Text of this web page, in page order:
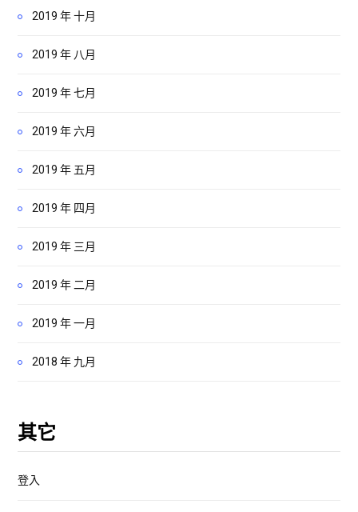
2019 年 十月
2019 年 八月
2019 年 七月
2019 年 六月
2019 年 五月
2019 年 四月
2019 年 三月
2019 年 二月
2019 年 一月
2018 年 九月
其它
登入